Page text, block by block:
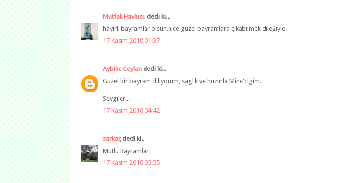
Mutfak Havlusu dedi ki...
hayırlı bayramlar olsun.nice güzel bayramlara çıkabilmek dileğiyle.
17 Kasım 2010 01:37
Aybike Ceylan dedi ki...
Guzel bir bayram diliyorum, saglik ve huzurla Mine'cigim.
Sevgiler...
17 Kasım 2010 04:42
sarkaç dedi ki...
Mutlu Bayramlar
17 Kasım 2010 05:55